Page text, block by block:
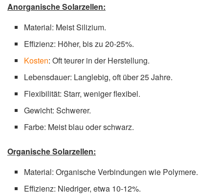
Anorganische Solarzellen:
Material: Meist Silizium.
Effizienz: Höher, bis zu 20-25%.
Kosten: Oft teurer in der Herstellung.
Lebensdauer: Langlebig, oft über 25 Jahre.
Flexibilität: Starr, weniger flexibel.
Gewicht: Schwerer.
Farbe: Meist blau oder schwarz.
Organische Solarzellen:
Material: Organische Verbindungen wie Polymere.
Effizienz: Niedriger, etwa 10-12%.